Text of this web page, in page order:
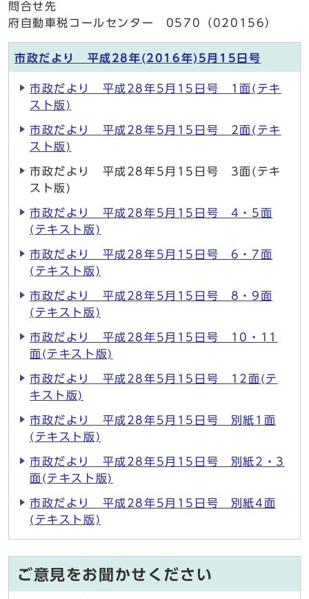
問合せ先
府自動車税コールセンター 0570（020156）
市政だより 平成28年(2016年)5月15日号
市政だより 平成28年5月15日号 1面(テキ
スト版)
市政だより 平成28年5月15日号 2面(テキ
スト版)
市政だより 平成28年5月15日号 3面(テキ
スト版)
市政だより 平成28年5月15日号 4・5面
(テキスト版)
市政だより 平成28年5月15日号 6・7面
(テキスト版)
市政だより 平成28年5月15日号 8・9面
(テキスト版)
市政だより 平成28年5月15日号 10・11
面(テキスト版)
市政だより 平成28年5月15日号 12面(テ
キスト版)
市政だより 平成28年5月15日号 別紙1面
(テキスト版)
市政だより 平成28年5月15日号 別紙2・3
面(テキスト版)
市政だより 平成28年5月15日号 別紙4面
(テキスト版)
ご意見をお聞かせください